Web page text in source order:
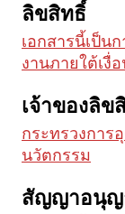
ลิขสิทธิ์
เอกสารนี้เป็น
งานภายใต้เ
เจ้าของลิข
กระทรวงการ
นวัตกรรม
สัญญาอนุญ